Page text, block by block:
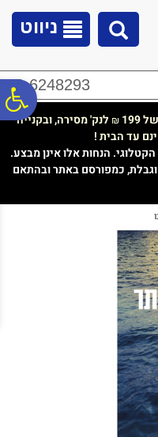
ניווט
02-6248293
₪ לנק' מסירה, ובקנייה
עד הבית !
הנחות אלו אינן מבצע.
כמפורסם באתר ובהתאם